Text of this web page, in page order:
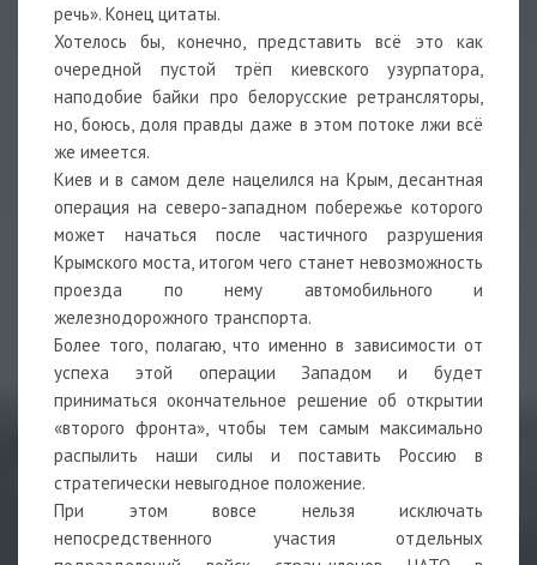
речь». Конец цитаты.
Хотелось бы, конечно, представить всё это как
очередной пустой трёп киевского узурпатора,
наподобие байки про белорусские ретрансляторы,
но, боюсь, доля правды даже в этом потоке лжи всё
же имеется.
Киев и в самом деле нацелился на Крым, десантная
операция на северо-западном побережье которого
может начаться после частичного разрушения
Крымского моста, итогом чего станет невозможность
проезда по нему автомобильного и
железнодорожного транспорта.
Более того, полагаю, что именно в зависимости от
успеха этой операции Западом и будет
приниматься окончательное решение об открытии
«второго фронта», чтобы тем самым максимально
распылить наши силы и поставить Россию в
стратегически невыгодное положение.
При этом вовсе нельзя исключать
непосредственного участия отдельных